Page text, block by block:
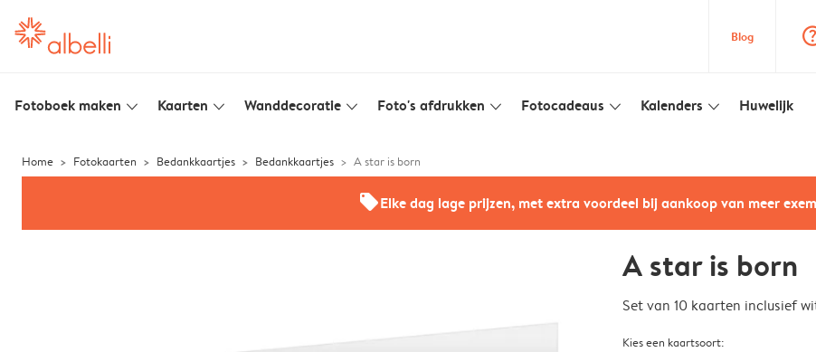
Blog
Fotoboek maken slim_arrow_down Kaarten slim_arrow_down Wanddecoratie slim_arrow_down Foto's afdrukken slim_arrow_down Fotocadeaus slim_arrow_down Kalenders slim_arrow_down Huwelijk
Home Fotokaarten Bedankkaartjes Bedankkaartjes A star is born
offersElke dag lage prijzen, met extra voordeel bij aankoop van meer
A star is born
Set van 10 kaarten inclusief
Kies een kaartsoort: